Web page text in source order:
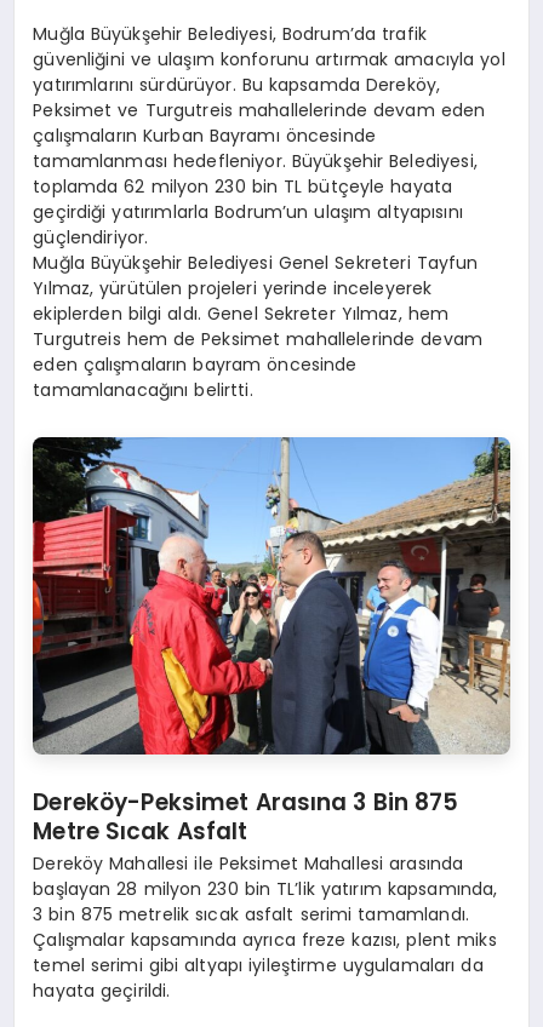
Muğla Büyükşehir Belediyesi, Bodrum’da trafik
güvenliğini ve ulaşım konforunu artırmak amacıyla yol
yatırımlarını sürdürüyor. Bu kapsamda Dereköy,
Peksimet ve Turgutreis mahallelerinde devam eden
çalışmaların Kurban Bayramı öncesinde
tamamlanması hedefleniyor. Büyükşehir Belediyesi,
toplamda 62 milyon 230 bin TL bütçeyle hayata
geçirdiği yatırımlarla Bodrum’un ulaşım altyapısını
güçlendiriyor.
Muğla Büyükşehir Belediyesi Genel Sekreteri Tayfun
Yılmaz, yürütülen projeleri yerinde inceleyerek
ekiplerden bilgi aldı. Genel Sekreter Yılmaz, hem
Turgutreis hem de Peksimet mahallelerinde devam
eden çalışmaların bayram öncesinde
tamamlanacağını belirtti.
Dereköy-Peksimet Arasına 3 Bin 875
Metre Sıcak Asfalt
Dereköy Mahallesi ile Peksimet Mahallesi arasında
başlayan 28 milyon 230 bin TL’lik yatırım kapsamında,
3 bin 875 metrelik sıcak asfalt serimi tamamlandı.
Çalışmalar kapsamında ayrıca freze kazısı, plent miks
temel serimi gibi altyapı iyileştirme uygulamaları da
hayata geçirildi.